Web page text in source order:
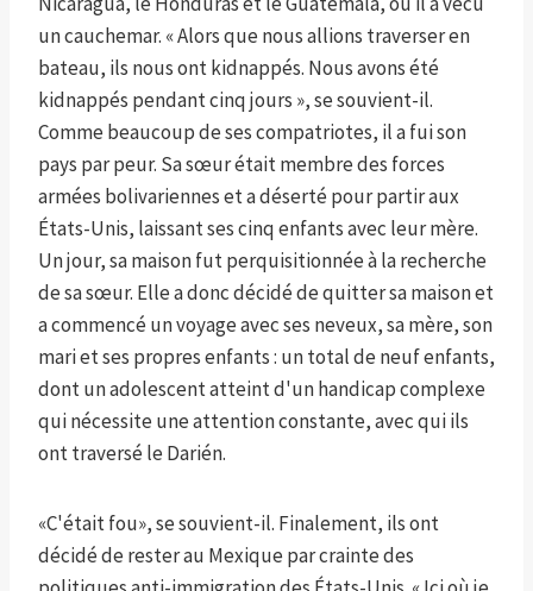
un cauchemar. « Alors que nous allions traverser en
bateau, ils nous ont kidnappés. Nous avons été
kidnappés pendant cinq jours », se souvient-il.
Comme beaucoup de ses compatriotes, il a fui son
pays par peur. Sa sœur était membre des forces
armées bolivariennes et a déserté pour partir aux
États-Unis, laissant ses cinq enfants avec leur mère.
Un jour, sa maison fut perquisitionnée à la recherche
de sa sœur. Elle a donc décidé de quitter sa maison et
a commencé un voyage avec ses neveux, sa mère, son
mari et ses propres enfants : un total de neuf enfants,
dont un adolescent atteint d'un handicap complexe
qui nécessite une attention constante, avec qui ils
ont traversé le Darién.
«C'était fou», se souvient-il. Finalement, ils ont
décidé de rester au Mexique par crainte des